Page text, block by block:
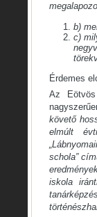
b)
c)
Érdemes
Az
követő
elmúlt
schola”
iskola